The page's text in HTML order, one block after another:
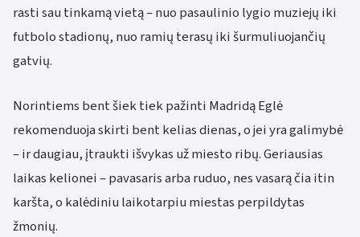
rasti sau tinkamą vietą – nuo pasaulinio lygio muziejų iki
futbolo stadionų, nuo ramių terasų iki šurmuliuojančių
gatvių.
Norintiems bent šiek tiek pažinti Madridą Eglė
rekomenduoja skirti bent kelias dienas, o jei yra galimybė
– ir daugiau, įtraukti išvykas už miesto ribų. Geriausias
laikas kelionei – pavasaris arba ruduo, nes vasarą čia itin
karšta, o kalėdiniu laikotarpiu miestas perpildytas
žmonių.